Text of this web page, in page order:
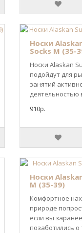
Носки
Socks M (35-
Носки Alaskan
подойдут для
занятий
деятельностью
910р.
Носки
M (35-39)
Комфортное
природе
если вы
позаботились о